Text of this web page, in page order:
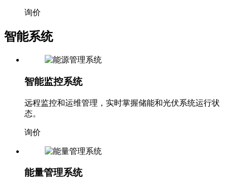
询价
智能系统
智能监控系统
远程监控和运维管理，实时掌握储能和光伏系统运行状
态。
询价
能量管理系统